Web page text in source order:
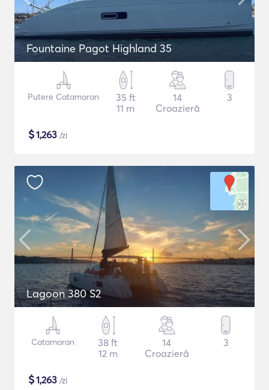
Fountaine Pagot Highland 35
Putere Catamaran
35 ft
11 m
14
Croazieră
3
$1,263 /zi
Lagoon 380 S2
Catamaran
38 ft
12 m
14
Croazieră
3
$1,263 /zi